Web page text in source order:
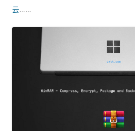
云……